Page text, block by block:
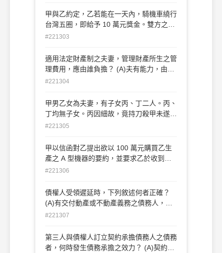
甲與乙約定，乙若能在一天內，騎機車繞行
台灣五圈，即給予 10 萬元獎金。雙方之約
定，效力如何？ (A)因違反公序良俗而無效
而無效 (D)因標的無法確定而無效
#221303
適用法定財產制之夫妻，管理財產所生之管
理費用，應由誰負擔？ (A)夫有能力，由夫
負擔 (B)夫無能力，由妻負擔 (C)由夫妻各
#221304
甲男乙女為夫妻，有子女丙、丁二人。丙、
丁均無子女。丙因細故，竟持刀殺甲未遂而
被判刑。其後，甲、乙、丁相 繼死亡。下
權 (B)丙僅對甲、乙喪失繼承權 (C)丙對
甲、乙、丁均喪失繼承權 (D)丙對甲、乙、
#221305
甲以信函對乙提出欲以 100 萬元購買乙生
產之 A 型機器的要約，並要求乙於收到信
函後一週內回覆。下列敘述何者 正確？ (A)
120 萬元時，甲之原要約即失其效力 (B)乙
未於甲所定期限內回覆時，甲仍須表示撤
任何方式撤回
#221306
債權人受領遲延時，下列敘述何者正確？
(A)有交付動產或不動產義務之債務人，仍
須負保管給付物之義務，不得拋棄占有 (B)
付物 (C)債務人就得收取而未收取之孳息，
負賠償責任 (D)金錢債務之債務人，無須繼
#221307
第三人與債權人訂立契約承擔債務人之債務
者，何時發生債務承擔之效力？ (A)契約成